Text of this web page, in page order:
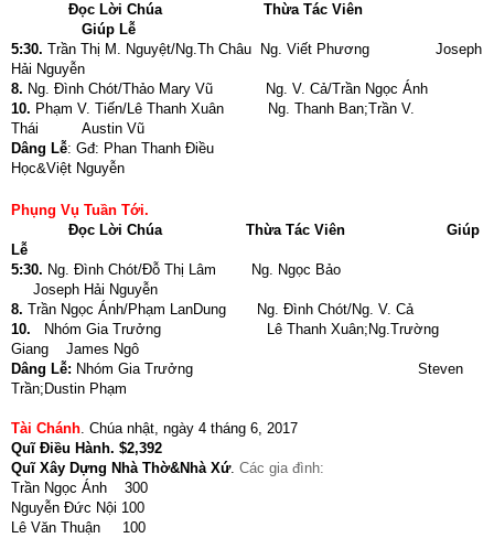
Đọc Lời Chúa
Thừa Tác Viên
Giúp Lễ
5:30. Trần Thị M. Nguyệt/Ng.Th Châu Ng. Viết Phương Joseph
Hải Nguyễn
8. Ng. Đình Chót/Thảo Mary Vũ Ng. V. Cả/Trần Ngọc Ánh
10. Phạm V. Tiến/Lê Thanh Xuân Ng. Thanh Ban;Trần V.
Thái Austin Vũ
Dâng Lễ: Gđ: Phan Thanh Điều
Học&Việt Nguyễn
Phụng Vụ Tuần Tới.
Đọc Lời Chúa
Thừa Tác Viên
Giúp
Lễ
5:30. Ng. Đình Chót/Đỗ Thị Lâm Ng. Ngọc Bảo
Joseph Hải Nguyễn
8. Trần Ngọc Ánh/Phạm LanDung Ng. Đình Chót/Ng. V. Cả
10. Nhóm Gia Trưởng Lê Thanh Xuân;Ng.Trường
Giang James Ngô
Dâng Lễ: Nhóm Gia Trưởng Steven
Trần;Dustin Phạm
Tài Chánh. Chúa nhật, ngày 4 tháng 6, 2017
Quĩ Điều Hành. $2,392
Quĩ Xây Dựng Nhà Thờ&Nhà Xứ. Các gia đình:
Trần Ngọc Ánh 300
Nguyễn Đức Nội 100
Lê Văn Thuận 100